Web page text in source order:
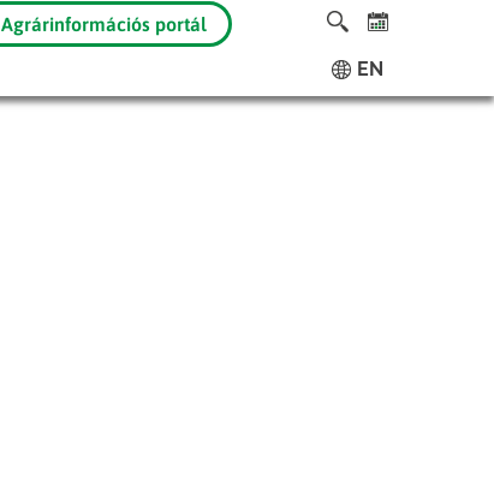
Agrárinformációs portál
EN